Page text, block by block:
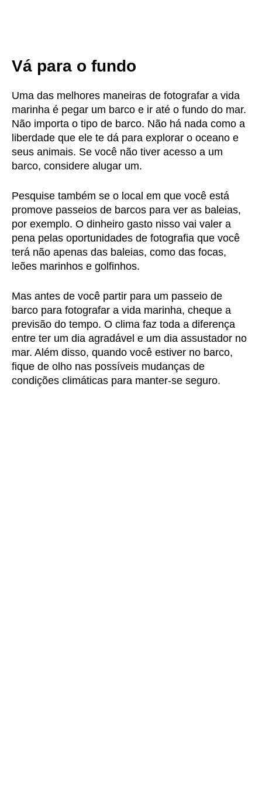
Vá para o fundo
Uma das melhores maneiras de fotografar a vida
marinha é pegar um barco e ir até o fundo do mar.
Não importa o tipo de barco. Não há nada como a
liberdade que ele te dá para explorar o oceano e
seus animais. Se você não tiver acesso a um
barco, considere alugar um.
Pesquise também se o local em que você está
promove passeios de barcos para ver as baleias,
por exemplo. O dinheiro gasto nisso vai valer a
pena pelas oportunidades de fotografia que você
terá não apenas das baleias, como das focas,
leões marinhos e golfinhos.
Mas antes de você partir para um passeio de
barco para fotografar a vida marinha, cheque a
previsão do tempo. O clima faz toda a diferença
entre ter um dia agradável e um dia assustador no
mar. Além disso, quando você estiver no barco,
fique de olho nas possíveis mudanças de
condições climáticas para manter-se seguro.